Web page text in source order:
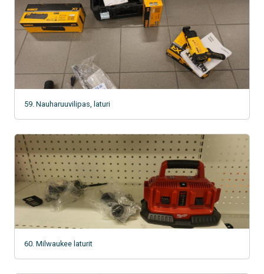
59. Nauharuuvilipas, laturi
60. Milwaukee laturit